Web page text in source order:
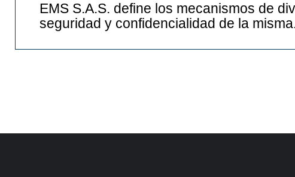
EMS S.A.S. define los mecanismos de
seguridad y confidencialidad de la